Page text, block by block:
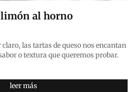
limón al horno
las tartas de queso nos encantan
o textura que queremos probar.
leer más